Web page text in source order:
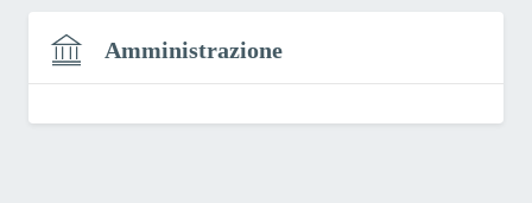
Amministrazione